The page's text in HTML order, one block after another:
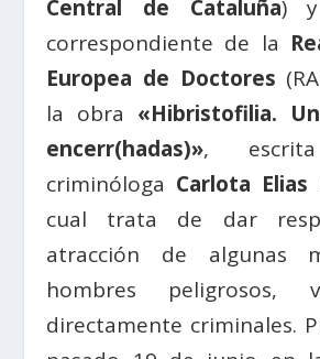
Central de Cataluña)
correspondiente de la
Europea de Doctores
la obra «Hibristofilia.
encerr(hadas)»,
criminóloga Carlota Elias
cual trata de dar
atracción de algunas
hombres peligrosos,
directamente criminales.